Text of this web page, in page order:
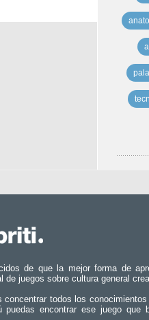
de que la mejor forma de
de juegos sobre cultura general
concentrar todos los
puedas encontrar ese juego